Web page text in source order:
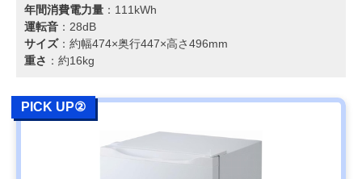
年間消費電力量 ：111kWh
運転音 ：28dB
サイズ：約幅474×奥行447×高さ496mm
重さ ：約16kg
PICK UP②